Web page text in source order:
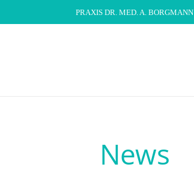
PRAXIS DR. MED. A. BORGMANN
News